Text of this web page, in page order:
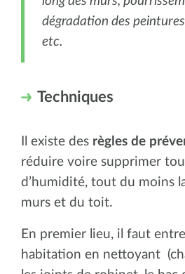
dégradation des
etc.
Techniques
Il existe des règles de
réduire voire supprimer
d’humidité, tout du moins
murs et du toit.
En premier lieu, il faut
habitation en nettoyant